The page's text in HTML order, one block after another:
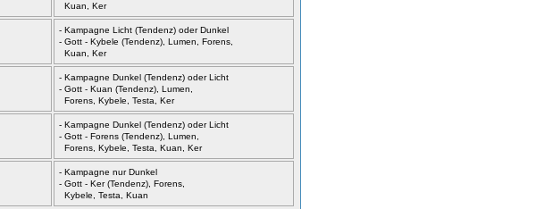
Kuan, Ker
- Kampagne Licht (Tendenz) oder Dunkel
- Gott - Kybele (Tendenz), Lumen, Forens,
Kuan, Ker
- Kampagne Dunkel (Tendenz) oder Licht
- Gott - Kuan (Tendenz), Lumen,
Forens, Kybele, Testa, Ker
- Kampagne Dunkel (Tendenz) oder Licht
- Gott - Forens (Tendenz), Lumen,
Forens, Kybele, Testa, Kuan, Ker
- Kampagne nur Dunkel
- Gott - Ker (Tendenz), Forens,
Kybele, Testa, Kuan